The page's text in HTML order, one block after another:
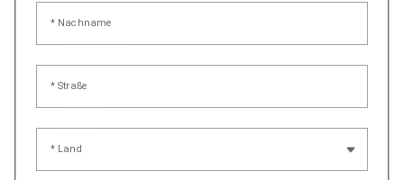
* Nachname
* Straße
* Land